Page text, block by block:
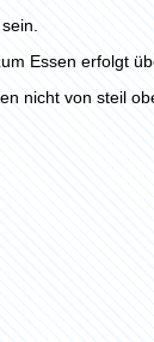
Essen erfolgt
nicht von steil